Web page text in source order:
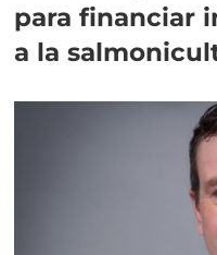
para financiar
a la